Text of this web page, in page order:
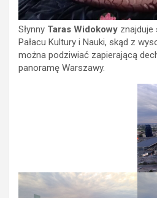
Słynny Taras Widokowy znajduje
Pałacu Kultury i Nauki, skąd z
można podziwiać zapierającą
panoramę Warszawy.